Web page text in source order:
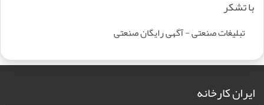
با تشکر
تبلیغات صنعتی - آگهی رایگان صنعتی
ایران کارخانه